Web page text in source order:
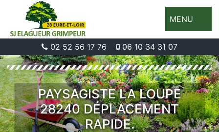
MENU
02 52 56 17 76 06 10 34 31 07
PAYSAGISTE LA LOUPE
28240 DÉPLACEMENT
RAPIDE.